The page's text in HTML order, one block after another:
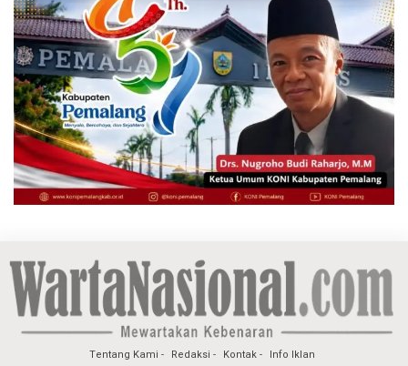
Tentang Kami Redaksi Kontak Info Iklan